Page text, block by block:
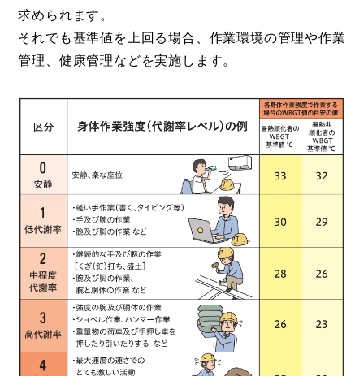
求められます。
それでも基準値を上回る場合、作業環境の管理や作業
管理、健康管理などを実施します。